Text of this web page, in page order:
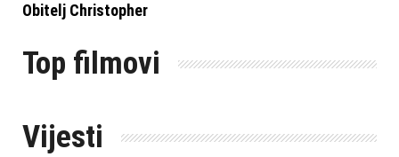
Obitelj Christopher
Top filmovi
Vijesti